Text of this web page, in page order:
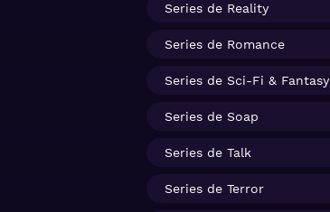
Series de Reality
Series de Romance
Series de Sci-Fi & Fantasy
Series de Soap
Series de Talk
Series de Terror